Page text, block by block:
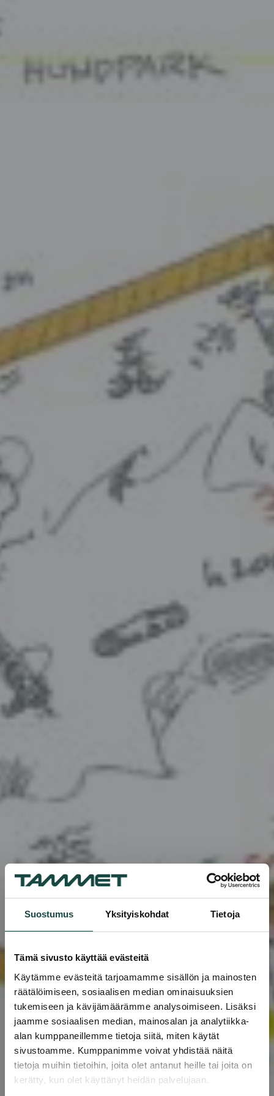
Suostumus Yksityiskohdat Tietoja
Tämä sivusto käyttää evästeitä
Käytämme evästeitä tarjoamamme sisällön ja mainosten
räätälöimiseen, sosiaalisen median ominaisuuksien
tukemiseen ja kävijämäärämme analysoimiseen. Lisäksi
jaamme sosiaalisen median, mainosalan ja analytiikka-
alan kumppaneillemme tietoja siitä, miten käytät
sivustoamme. Kumppanimme voivat yhdistää näitä
tietoja muihin tietoihin, joita olet antanut heille tai joita on
kerätty, kun olet käyttänyt heidän palvelujaan.